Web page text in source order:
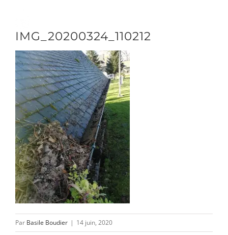
contenu
DÉCOUVRIR
VENIR
NOUS SUIVRE
L’ASSOCIATION
CONTACT/ACCÈS
IMG_20200324_110212
Par Basile Boudier | 14 juin, 2020